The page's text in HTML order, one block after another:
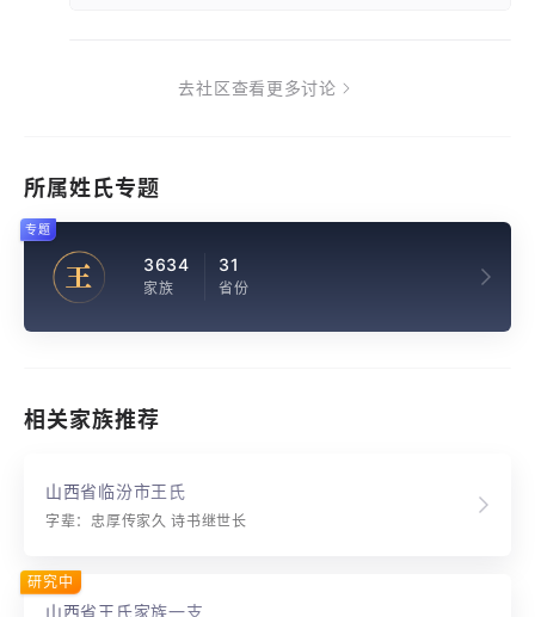
去社区查看更多讨论
所属姓氏专题
王 3634
家族
31
省份
专题
相关家族推荐
山西省临汾市王氏
字辈：忠厚传家久 诗书继世长
山西省王氏家族一支
研究中